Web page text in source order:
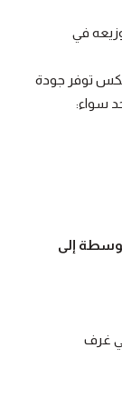
في
توفر جودة
سواء:
إلى
غرف